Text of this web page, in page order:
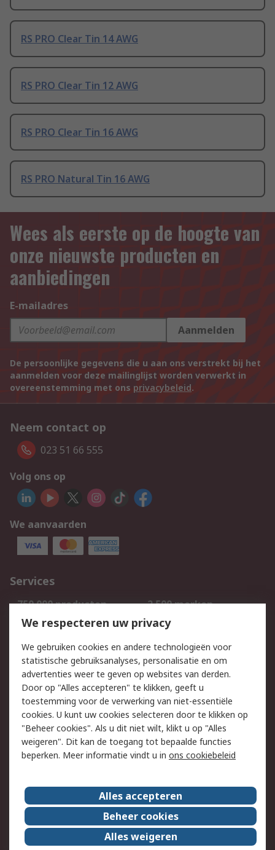
RS PRO Clear Tin 14 AWG
RS PRO Clear Tin 12 AWG
RS PRO Clear Tin 16 AWG
RS PRO Natural Tin 16 AWG
Wees als eerste op de hoogte van
onze nieuwste producten en
aanbiedingen
E-mailadres
Aanmelden
De persoonlijke gegevens die u aan ons verstrekt bij het
aanmelden voor deze mailinglijst worden verwerkt in
overeenstemming met ons privacybeleid.
Neem contact op
023 51 66 555
Volg ons op
We aanvaarden
Services
750.000 producten
2.500 merken
Bestellen
Inkoopoplossingen
Track & Trace
Wettelijk
Cookiebeleid
Email veiligheid
Privacybeleid
Websitevoorwaarden
Algemene
verkoopvoorwaarden
Over RS
RS Group
Over ons
RS wereldwijd
Werken bij RS
We respecteren uw privacy
We gebruiken cookies en andere technologieën voor
statistische gebruiksanalyses, personalisatie en om
advertenties weer te geven op websites van derden.
Door op "Alles accepteren" te klikken, geeft u
toestemming voor de verwerking van niet-essentiële
cookies. U kunt uw cookies selecteren door te klikken op
"Beheer cookies". Als u dit niet wilt, klikt u op "Alles
weigeren". Dit kan de toegang tot bepaalde functies
beperken. Meer informatie vindt u in ons cookiebeleid
Alles accepteren
Beheer cookies
Alles weigeren